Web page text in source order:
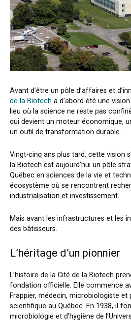
Avant d’être un pôle d’affaires et
de la Biotech a d’abord été une
lieu où la science ne reste pas
qui devient un moteur économique,
un outil de transformation durable.
Vingt-cinq ans plus tard, cette vision
la Biotech est aujourd’hui un pôle
Québec en sciences de la vie et
écosystème où se rencontrent
industrialisation et investissement.
Mais avant les infrastructures et les
des bâtisseurs.
L’héritage d’un pionnier
L’histoire de la Cité de la Biotech
fondation officielle. Elle commence
Frappier, médecin, microbiologiste et
scientifique au Québec. En 1938, il
microbiologie et d’hygiène de